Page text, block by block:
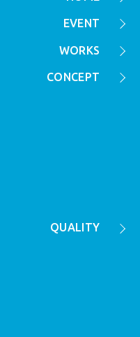
EVENT
WORKS
CONCEPT
QUALITY